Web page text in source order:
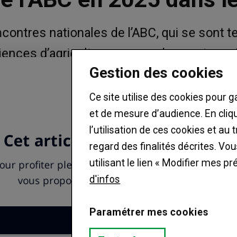
nationales de l’ABC, qui se sont
d’agriculteurs venus des quatre
des sols et agriculture bio.
Gestion des cookies
Ce site utilise des cookies pour
et de mesure d’audience. En
l’utilisation de ces cookies et
regard des finalités décrites.
utilisant le lien « Modifier mes
d'infos
Paramétrer mes cookies